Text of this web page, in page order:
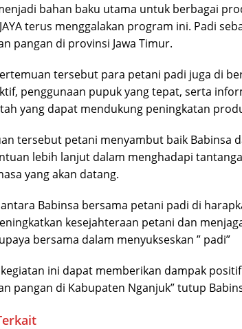
bahan baku utama untuk berbagai
terus menggalakan program ini. Padi
pangan di provinsi Jawa Timur.
tersebut para petani padi juga di
penggunaan pupuk yang tepat, serta
yang dapat mendukung peningkatan
tersebut petani menyambut baik Babinsa
lebih lanjut dalam menghadapi
yang akan datang.
Babinsa bersama petani padi di
kesejahteraan petani dan
bersama dalam menyukseskan ” padi”
ini dapat memberikan dampak
pangan di Kabupaten Nganjuk” tutup